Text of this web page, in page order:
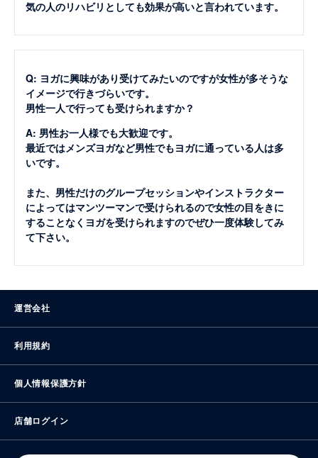
気の人のリハビリとしても効果が高いと言われています。
Q: ヨガに興味があり受けてみたいのですが女性が多そうな
イメージで行きづらいです。
男性一人で行っても受けられますか？
A: 男性お一人様でも大歓迎です。
最近ではメンズヨガなど男性でもヨガに通っている人は多
いです。
また、男性だけのグループセッションやインストラクター
によってはマンツーマンで受けられるので女性の目をきに
することなくヨガを受けられますのでぜひ一度体験してみ
て下さい。
運営会社
利用規約
個人情報保護方針
店舗ログイン